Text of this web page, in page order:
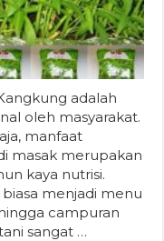
adalah
oleh masyarakat.
manfaat
masak merupakan
kaya nutrisi.
menjadi menu
campuran
sangat …